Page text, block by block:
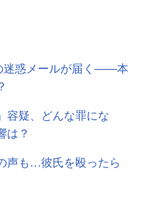
迷惑メールが届く――本
容疑、どんな罪にな
は？
声も…彼氏を殴ったら